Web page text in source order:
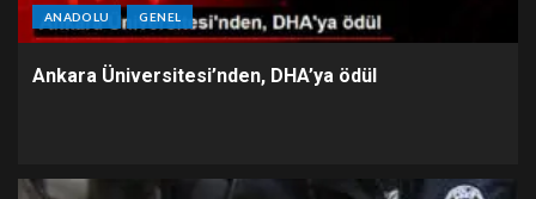
ANADOLU GENEL
Ankara Üniversitesi’nden, DHA’ya ödül